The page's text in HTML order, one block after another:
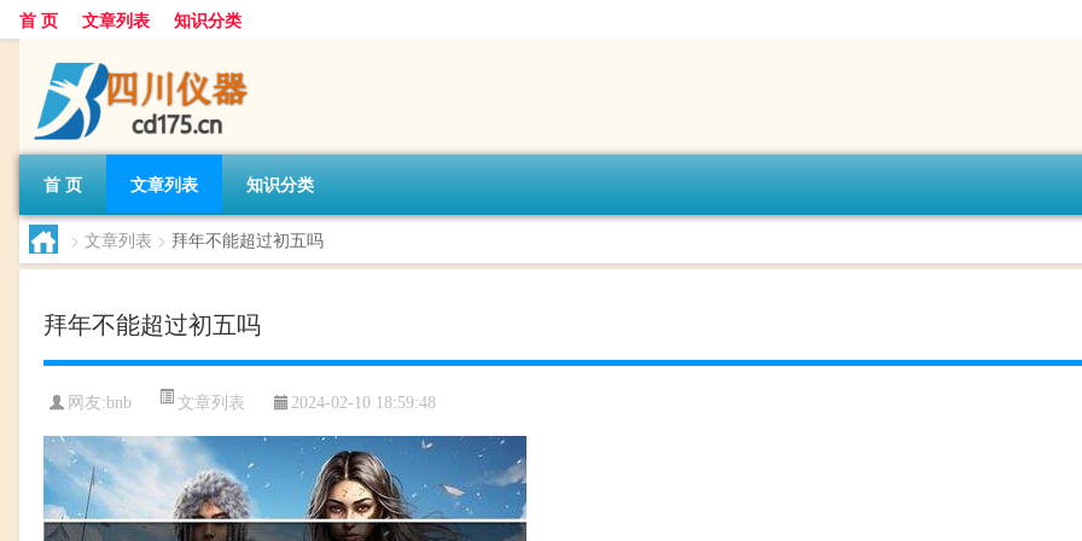
首 页 文章列表 知识分类
首 页 文章列表 知识分类
> 文章列表 > 拜年不能超过初五吗
拜年不能超过初五吗
网友:bnb 文章列表 2024-02-10 18:59:48